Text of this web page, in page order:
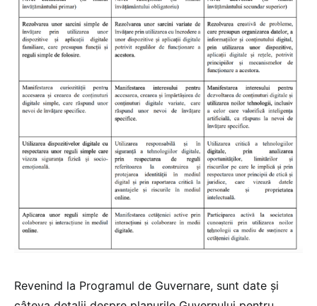
Revenind la Programul de Guvernare, sunt date și